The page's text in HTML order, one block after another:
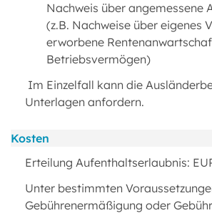
Nachweis über angemessene
(z.B. Nachweise über eigenes
erworbene
Betriebsvermögen)
Im Einzelfall kann die
Unterlagen anfordern.
Kosten
Erteilung Aufenthaltserlaubnis:
Unter bestimmten
Gebührenermäßigung oder